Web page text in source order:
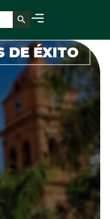
Botón de búsqueda
DE ÉXITO